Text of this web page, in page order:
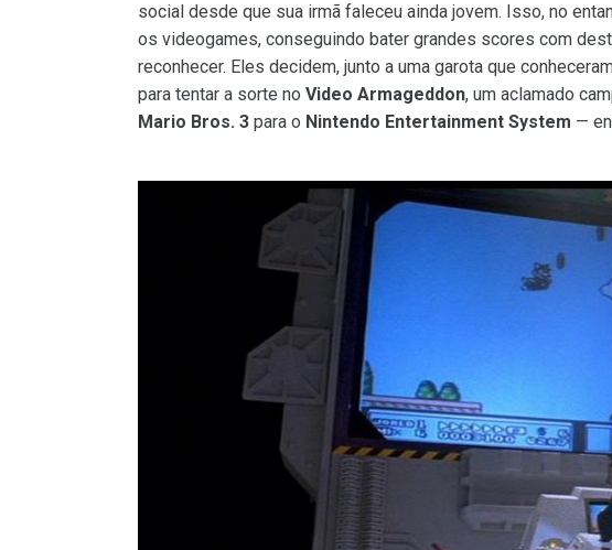
social desde que sua irmã faleceu ainda jovem. Isso, no
os videogames, conseguindo bater grandes scores com
reconhecer. Eles decidem, junto a uma garota que
para tentar a sorte no Video Armageddon, um aclamado
Mario Bros. 3 para o Nintendo Entertainment System —